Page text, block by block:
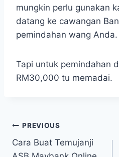
mungkin perlu gunakan
datang ke cawangan
pemindahan wang Anda.
Tapi untuk pemindahan
RM30,000 tu memadai.
Navigasi
kiriman
PREVIOUS
Cara Buat Temujanji